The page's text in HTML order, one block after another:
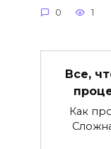
0 1
Все,
Как